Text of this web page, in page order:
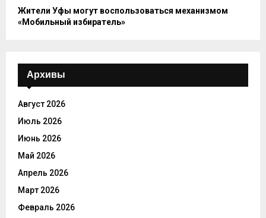
Жители Уфы могут воспользоваться механизмом
«Мобильный избиратель»
Архивы
Август 2026
Июль 2026
Июнь 2026
Май 2026
Апрель 2026
Март 2026
Февраль 2026